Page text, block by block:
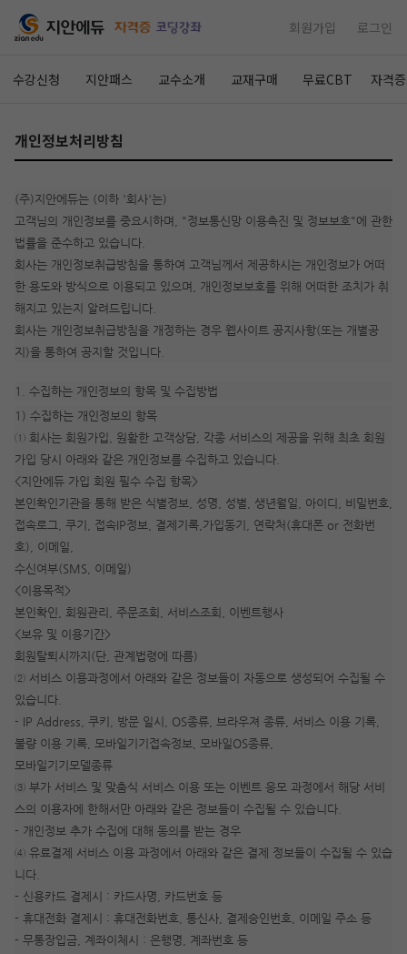
회원가입 로그인
수강신청 지안패스 교수소개 교재구매 무료CBT 자격
시 수강일 3일 자동 연장! 실기 87% 적중 신화 정
개인정보처리방침
(주)지안에듀는 (이하 '회사'는)
고객님의 개인정보를 중요시하며, "정보통신망 이용촉진 및 정보보호"에 관한
법률을 준수하고 있습니다.
회사는 개인정보취급방침을 통하여 고객님께서 제공하시는 개인정보가 어떠
한 용도와 방식으로 이용되고 있으며, 개인정보보호를 위해 어떠한 조치가 취
해지고 있는지 알려드립니다.
회사는 개인정보취급방침을 개정하는 경우 웹사이트 공지사항(또는 개별공
지)을 통하여 공지할 것입니다.
1. 수집하는 개인정보의 항목 및 수집방법
1) 수집하는 개인정보의 항목
① 회사는 회원가입, 원활한 고객상담, 각종 서비스의 제공을 위해 최초 회원
가입 당시 아래와 같은 개인정보를 수집하고 있습니다.
<지안에듀 가입 회원 필수 수집 항목>
본인확인기관을 통해 받은 식별정보, 성명, 성별, 생년월일, 아이디, 비밀번호,
접속로그, 쿠기, 접속IP정보, 결제기록,가입동기, 연락처(휴대폰 or 전화번
호), 이메일,
수신여부(SMS, 이메일)
<이용목적>
본인확인, 회원관리, 주문조회, 서비스조회, 이벤트행사
<보유 및 이용기간>
회원탈퇴시까지(단, 관계법령에 따름)
② 서비스 이용과정에서 아래와 같은 정보들이 자동으로 생성되어 수집될 수
있습니다.
- IP Address, 쿠키, 방문 일시, OS종류, 브라우져 종류, 서비스 이용 기록,
불량 이용 기록, 모바일기기접속정보, 모바일OS종류,
모바일기기모델종류
③ 부가 서비스 및 맞춤식 서비스 이용 또는 이벤트 응모 과정에서 해당 서비
스의 이용자에 한해서만 아래와 같은 정보들이 수집될 수 있습니다.
- 개인정보 추가 수집에 대해 동의를 받는 경우
④ 유료결제 서비스 이용 과정에서 아래와 같은 결제 정보들이 수집될 수 있습
니다.
- 신용카드 결제시 : 카드사명, 카드번호 등
- 휴대전화 결제시 : 휴대전화번호, 통신사, 결제승인번호, 이메일 주소 등
- 무통장입금, 계좌이체시 : 은행명, 계좌번호 등